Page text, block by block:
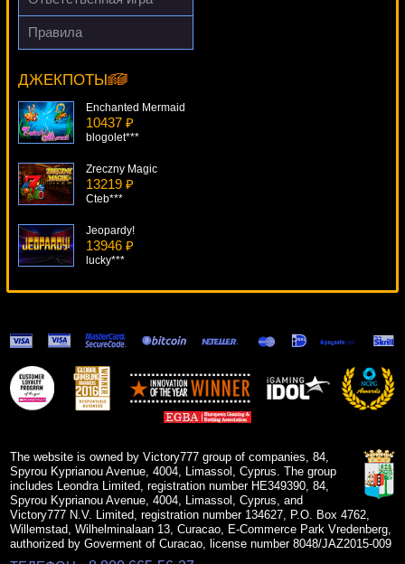
Root77***
Правила
ДЖЕКПОТЫ
Red Lady
turen***
Enchanted Mermaid
10437 ₽
blogolet***
Zreczny Magic
13219 ₽
Cteb***
Jeopardy!
13946 ₽
lucky***
Crime Scene
18246 ₽
alex***
Fortune Cookie
The website is owned by Victory777 group of companies, 84,
Spyrou Kyprianou Avenue, 4004, Limassol, Cyprus. The group
includes Leondra Limited, registration number HE349390, 84,
Spyrou Kyprianou Avenue, 4004, Limassol, Cyprus, and
Victory777 N.V. Limited, registration number 134627, P.O. Box 4762,
Willemstad, Wilhelminalaan 13, Curacao, E-Commerce Park Vredenberg,
authorized by Goverment of Curacao, license number 8048/JAZ2015-009